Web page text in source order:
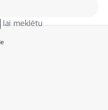
lai meklētu